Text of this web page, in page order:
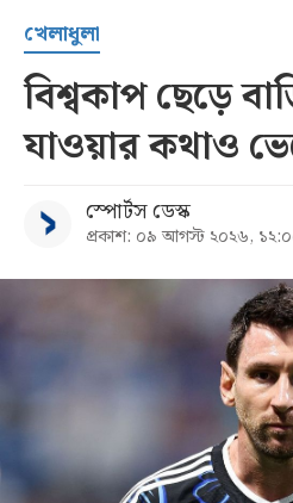
খেলাধুলা
বিশ্বকাপ ছেড়ে
যাওয়ার কথাও
স্পোর্টস ডেস্ক
প্রকাশ: ০৯ আগস্ট ২০২৬,